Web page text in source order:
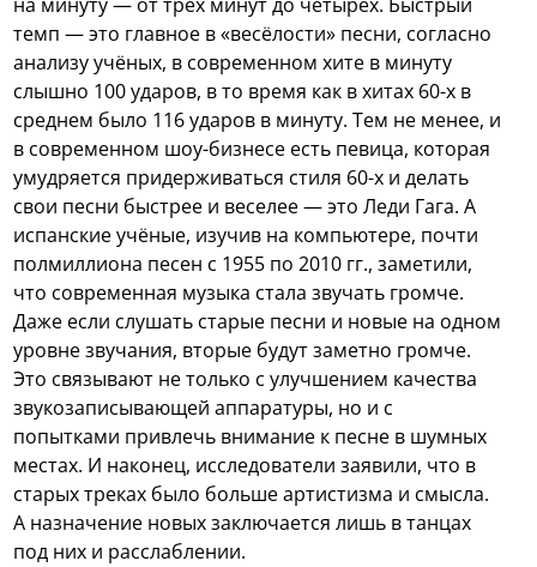
темп — это главное в «весёлости» песни, согласно
анализу учёных, в современном хите в минуту
слышно 100 ударов, в то время как в хитах 60-х в
среднем было 116 ударов в минуту. Тем не менее, и
в современном шоу-бизнесе есть певица, которая
умудряется придерживаться стиля 60-х и делать
свои песни быстрее и веселее — это Леди Гага. А
испанские учёные, изучив на компьютере, почти
полмиллиона песен с 1955 по 2010 гг., заметили,
что современная музыка стала звучать громче.
Даже если слушать старые песни и новые на одном
уровне звучания, вторые будут заметно громче.
Это связывают не только с улучшением качества
звукозаписывающей аппаратуры, но и с
попытками привлечь внимание к песне в шумных
местах. И наконец, исследователи заявили, что в
старых треках было больше артистизма и смысла.
А назначение новых заключается лишь в танцах
под них и расслаблении.